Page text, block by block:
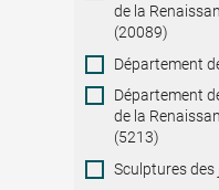
de la
(20089)
Département
Département
de la
(5213)
Sculptures